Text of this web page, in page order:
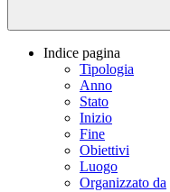
Indice pagina
Tipologia
Anno
Stato
Inizio
Fine
Obiettivi
Luogo
Organizzato da